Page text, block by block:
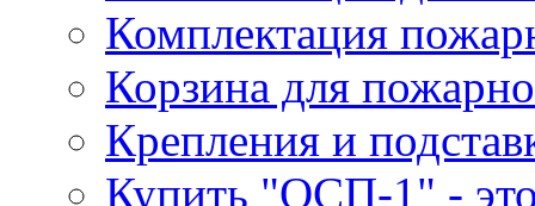
Комплектация
Корзина для
Крепления и
Купить "ОСП-1" - это